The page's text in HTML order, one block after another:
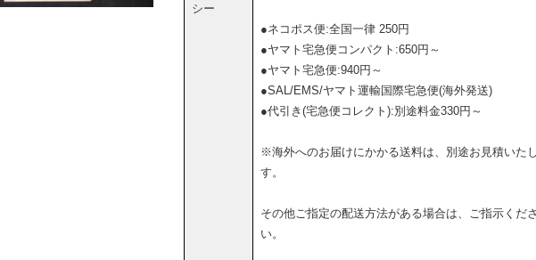
シー
●ネコポス便:全国一律 250円
●ヤマト宅急便コンパクト:650円～
●ヤマト宅急便:940円～
●SAL/EMS/ヤマト運輸国際宅急便(海外発送)
●代引き(宅急便コレクト):別途料金330円～
※海外へのお届けにかかる送料は、別途お見積いた
す。
その他ご指定の配送方法がある場合は、ご指示くださ
い。